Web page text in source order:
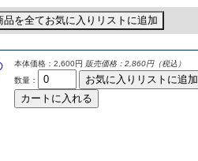
品を全てお気に入りリストに追加
本体価格：2,600円 販売価格：2,860円（税込）
数量：
お気に入りリストに追加
カートに入れる